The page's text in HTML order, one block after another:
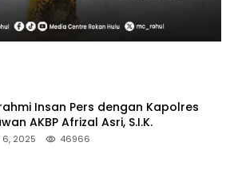
Insan Pers dengan Kapolres
AKBP Afrizal Asri, S.I.K.
2025 46966